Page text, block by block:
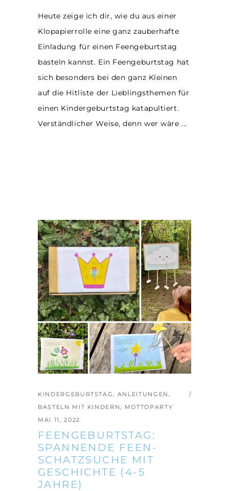
Heute zeige ich dir, wie du aus einer
Klopapierrolle eine ganz zauberhafte
Einladung für einen Feengeburtstag
basteln kannst. Ein Feengeburtstag hat
sich besonders bei den ganz Kleinen
auf die Hitliste der Lieblingsthemen für
einen Kindergeburtstag katapultiert.
Verständlicher Weise, denn wer wäre
KINDERGEBURTSTAG, ANLEITUNGEN ,
BASTELN MIT KINDERN, MOTTOPARTY
MAI 11, 2022
FEENGEBURTSTAG:
SPANNENDE FEEN-
SCHATZSUCHE MIT
GESCHICHTE (4-5
JAHRE)